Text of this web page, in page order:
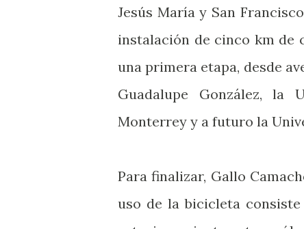
Jesús María y San
instalación de cinco km de
una primera etapa, desde
Guadalupe González, la
Monterrey y a futuro la
Para finalizar, Gallo
uso de la bicicleta